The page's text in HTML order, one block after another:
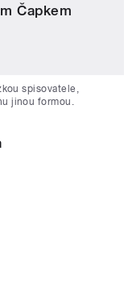
Čapkem
spisovatele,
jinou formou.